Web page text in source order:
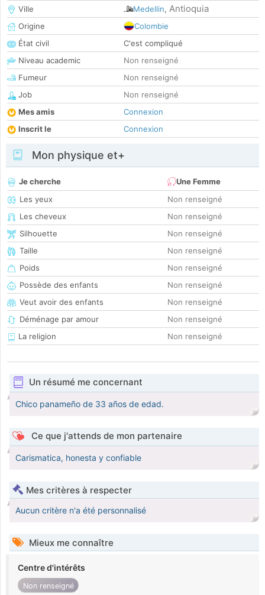
Ville
Medellin, Antioquia
Origine
Colombie
État civil
C'est compliqué
Niveau academic
Non renseigné
Fumeur
Non renseigné
Job
Non renseigné
Mes amis
Connexion
Inscrit le
Connexion
Mon physique et+
Je cherche
Une Femme
Les yeux
Non renseigné
Les cheveux
Non renseigné
Silhouette
Non renseigné
Taille
Non renseigné
Poids
Non renseigné
Possède des enfants
Non renseigné
Veut avoir des enfants
Non renseigné
Déménage par amour
Non renseigné
La religion
Non renseigné
Un résumé me concernant
Chico panameño de 33 años de edad.
Ce que j'attends de mon partenaire
Carismatica, honesta y confiable
Mes critères à respecter
Aucun critère n'a été personnalisé
Mieux me connaître
Centre d'intérêts
Non renseigné